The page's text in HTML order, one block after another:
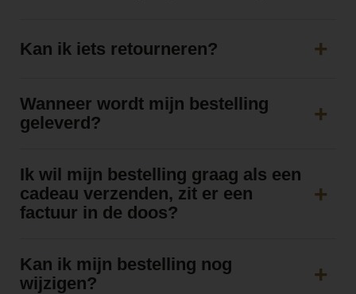
Kan ik iets retourneren?
Wanneer wordt mijn bestelling
geleverd?
Ik wil mijn bestelling graag als een
cadeau verzenden, zit er een
factuur in de doos?
Kan ik mijn bestelling nog
wijzigen?